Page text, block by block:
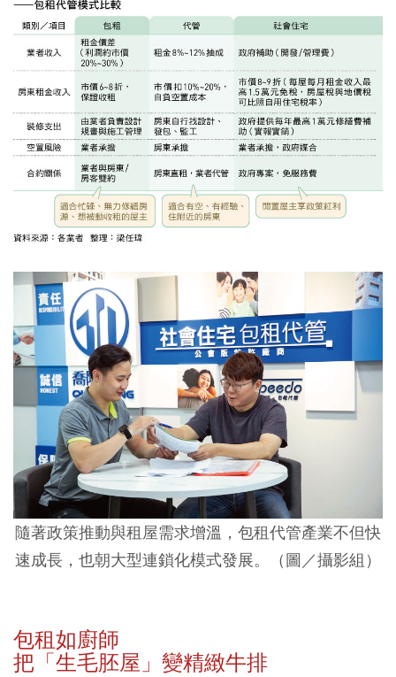
隨著政策推動與租屋需求增溫，包租代管產業不但快
速成長，也朝大型連鎖化模式發展。（圖／攝影組）
包租如廚師
把「生毛胚屋」變精緻牛排